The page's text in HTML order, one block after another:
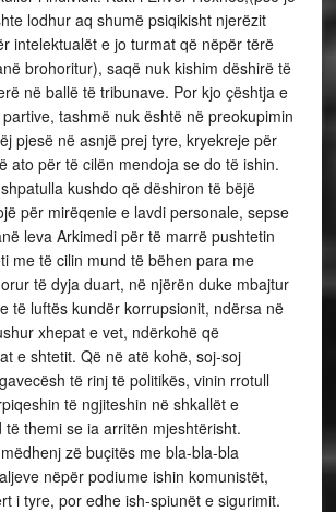
lodhur aq shumë psiqikisht njerëzit
intelektualët e jo turmat që nëpër tërë
brohoritur), saqë nuk kishim dëshirë të
në ballë të tribunave. Por kjo çështja e
tashmë nuk është në preokupimin
pjesë në asnjë prej tyre, kryekreje për
ato për të cilën mendoja se do të ishin.
kushdo që dëshiron të bëjë
për mirëqenie e lavdi personale, sepse
leva Arkimedi për të marrë pushtetin
me të cilin mund të bëhen para me
të dyja duart, në njërën duke mbajtur
të luftës kundër korrupsionit, ndërsa në
xhepat e vet, ndërkohë që
e shtetit. Që në atë kohë, soj-soj
të rinj të politikës, vinin rrotull
të ngjiteshin në shkallët e
themi se ia arritën mjeshtërisht.
zë buçitës me bla-bla-bla
nëpër podiume ishin komunistët,
i tyre, por edhe ish-spiunët e sigurimit.